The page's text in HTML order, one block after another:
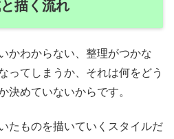
描く流れ
かわからない、整理がつかな
ってしまうか、それは何をどう
決めていないからです。
たものを描いていくスタイルだ